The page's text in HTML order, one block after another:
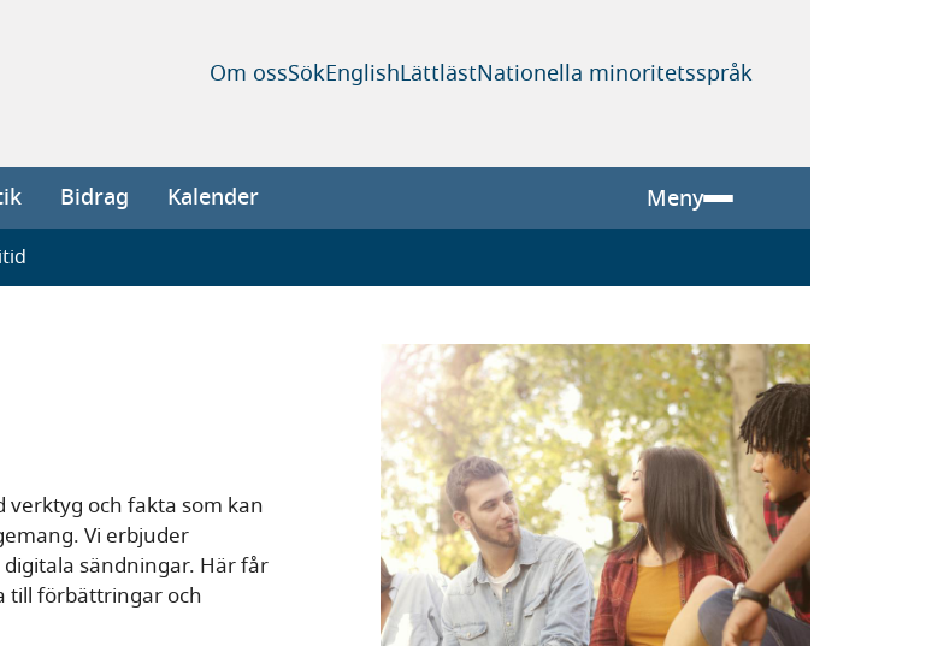
Om ossSökEnglishLättlästNationella minoritetsspråk
Bidrag Kalender Meny
och fakta som kan
Vi erbjuder
sändningar. Här får
till förbättringar och